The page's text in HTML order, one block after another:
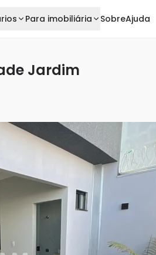
Para imobiliária SobreAjuda
Jardim